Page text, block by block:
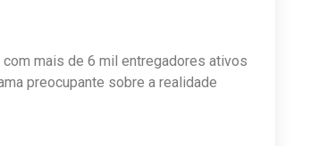
com mais de 6 mil entregadores ativos
preocupante sobre a realidade